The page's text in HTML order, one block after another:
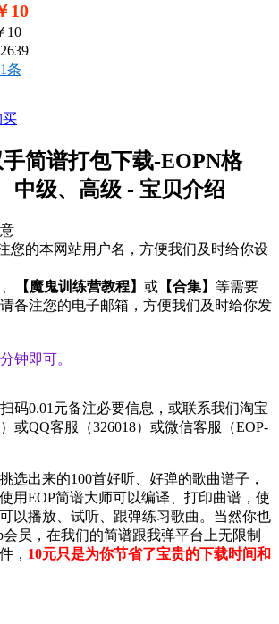
10
10
条
买
手简谱打包下载-EOPN格
中级、高级 - 宝贝介绍
您的本网站用户名 ，方便我们及时给你设
【魔鬼训练营教程】 或 【合集】 等需要
备注您的电子邮箱 ，方便我们及时给你发
钟即可。
码0.01元备注必要信息，或联系我们淘宝
）或QQ客服（326018）或微信客服（EOP-
选出来的100首好听、好弹的歌曲谱子，
用EOP简谱大师可以编译、打印曲谱，使
以播放、试听、跟弹练习歌曲。当然你也
员，在我们的简谱跟我弹平台上无限制
， 10元只是为你节省了宝贵的下载时间和